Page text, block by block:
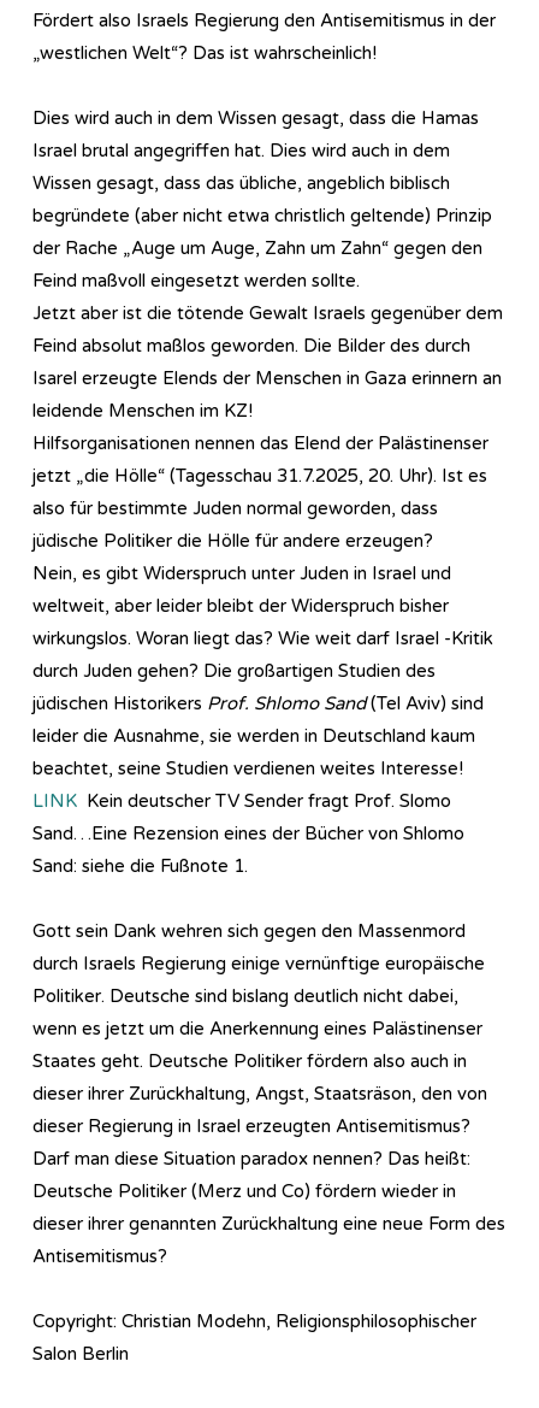
Fördert also Israels Regierung den Antisemitismus in der
„westlichen Welt“? Das ist wahrscheinlich!
Dies wird auch in dem Wissen gesagt, dass die Hamas
Israel brutal angegriffen hat. Dies wird auch in dem
Wissen gesagt, dass das übliche, angeblich biblisch
begründete (aber nicht etwa christlich geltende) Prinzip
der Rache „Auge um Auge, Zahn um Zahn“ gegen den
Feind maßvoll eingesetzt werden sollte.
Jetzt aber ist die tötende Gewalt Israels gegenüber dem
Feind absolut maßlos geworden. Die Bilder des durch
Isarel erzeugte Elends der Menschen in Gaza erinnern an
leidende Menschen im KZ!
Hilfsorganisationen nennen das Elend der Palästinenser
jetzt „die Hölle“ (Tagesschau 31.7.2025, 20. Uhr). Ist es
also für bestimmte Juden normal geworden, dass
jüdische Politiker die Hölle für andere erzeugen?
Nein, es gibt Widerspruch unter Juden in Israel und
weltweit, aber leider bleibt der Widerspruch bisher
wirkungslos. Woran liegt das? Wie weit darf Israel -Kritik
durch Juden gehen? Die großartigen Studien des
jüdischen Historikers Prof. Shlomo Sand(Tel Aviv) sind
leider die Ausnahme, sie werden in Deutschland kaum
beachtet, seine Studien verdienen weites Interesse!
LINK Kein deutscher TV Sender fragt Prof. Slomo
Sand…Eine Rezension eines der Bücher von Shlomo
Sand: siehe die Fußnote 1.
Gott sein Dank wehren sich gegen den Massenmord
durch Israels Regierung einige vernünftige europäische
Politiker. Deutsche sind bislang deutlich nicht dabei,
wenn es jetzt um die Anerkennung eines Palästinenser
Staates geht. Deutsche Politiker fördern also auch in
dieser ihrer Zurückhaltung, Angst, Staatsräson, den von
dieser Regierung in Israel erzeugten Antisemitismus?
Darf man diese Situation paradox nennen? Das heißt:
Deutsche Politiker (Merz und Co) fördern wieder in
dieser ihrer genannten Zurückhaltung eine neue Form des
Antisemitismus?
Copyright: Christian Modehn, Religionsphilosophischer
Salon Berlin